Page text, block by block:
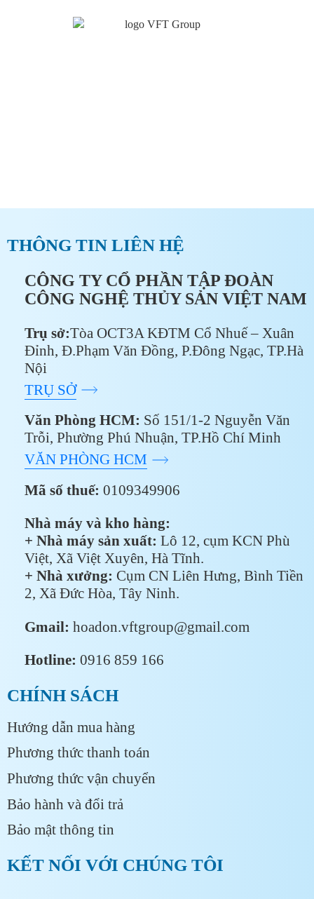
THÔNG TIN LIÊN HỆ
CÔNG TY CỔ PHẦN TẬP ĐOÀN
CÔNG NGHỆ THỦY SẢN VIỆT NAM
Trụ sở:Tòa OCT3A KĐTM Cổ Nhuế – Xuân
Đỉnh, Đ.Phạm Văn Đồng, P.Đông Ngạc, TP.Hà
Nội
TRỤ SỞ
Văn Phòng HCM: Số 151/1-2 Nguyễn Văn
Trỗi, Phường Phú Nhuận, TP.Hồ Chí Minh
VĂN PHÒNG HCM
Mã số thuế: 0109349906
Nhà máy và kho hàng:
+ Nhà máy sản xuất: Lô 12, cụm KCN Phù
Việt, Xã Việt Xuyên, Hà Tĩnh.
+ Nhà xưởng: Cụm CN Liên Hưng, Bình Tiền
2, Xã Đức Hòa, Tây Ninh.
Gmail: hoadon.vftgroup@gmail.com
Hotline: 0916 859 166
CHÍNH SÁCH
Hướng dẫn mua hàng
Phương thức thanh toán
Phương thức vận chuyển
Bảo hành và đổi trả
Bảo mật thông tin
KẾT NỐI VỚI CHÚNG TÔI